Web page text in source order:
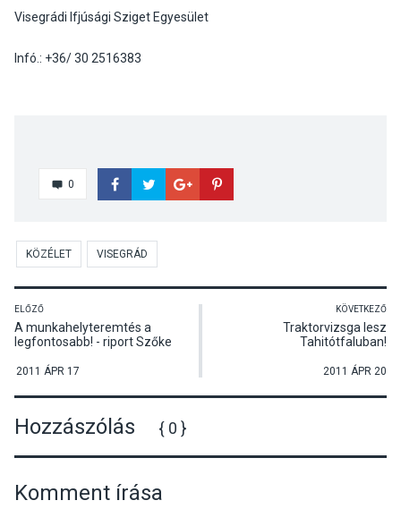
Visegrádi Ifjúsági Sziget Egyesület
Infó.: +36/ 30 2516383
0
KÖZÉLET VISEGRÁD
ELŐZŐ
A munkahelyteremtés a
legfontosabb! - riport Szőke
polgármesterével a 2011-es
2011 ÁPR 17
KÖVETKEZŐ
Traktorvizsga lesz
Tahitótfaluban!
2011 ÁPR 20
Hozzászólás { 0 }
Komment írása